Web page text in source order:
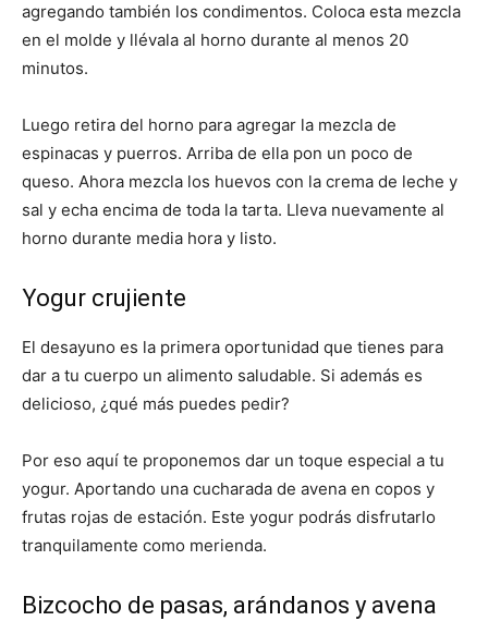
agregando también los condimentos. Coloca esta mezcla
en el molde y llévala al horno durante al menos 20
minutos.
Luego retira del horno para agregar la mezcla de
espinacas y puerros. Arriba de ella pon un poco de
queso. Ahora mezcla los huevos con la crema de leche y
sal y echa encima de toda la tarta. Lleva nuevamente al
horno durante media hora y listo.
Yogur crujiente
El desayuno es la primera oportunidad que tienes para
dar a tu cuerpo un alimento saludable. Si además es
delicioso, ¿qué más puedes pedir?
Por eso aquí te proponemos dar un toque especial a tu
yogur. Aportando una cucharada de avena en copos y
frutas rojas de estación. Este yogur podrás disfrutarlo
tranquilamente como merienda.
Bizcocho de pasas, arándanos y avena